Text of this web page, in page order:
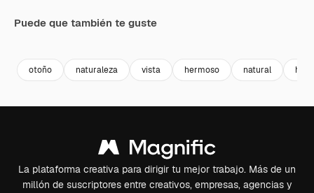
Puede que también te guste
otoño naturaleza vista hermoso natural
La plataforma creativa para dirigir tu mejor trabajo. Más de un
millón de suscriptores entre creativos, empresas, agencias y